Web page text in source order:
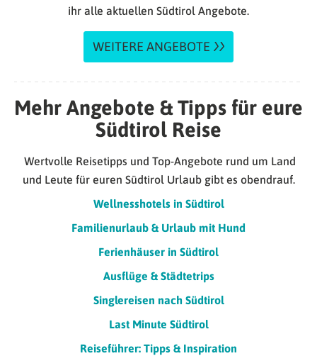
ihr alle aktuellen Südtirol Angebote.
WEITERE ANGEBOTE
Mehr Angebote & Tipps für eure
Südtirol Reise
Wertvolle Reisetipps und Top-Angebote rund um Land
und Leute für euren Südtirol Urlaub gibt es obendrauf.
Wellnesshotels in Südtirol
Familienurlaub & Urlaub mit Hund
Ferienhäuser in Südtirol
Ausflüge & Städtetrips
Singlereisen nach Südtirol
Last Minute Südtirol
Reiseführer: Tipps & Inspiration